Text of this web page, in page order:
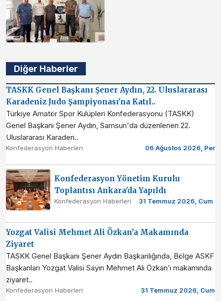
Diğer Haberler
TASKK Genel Başkanı Şener Aydın, 22. Uluslararası
Karadeniz Judo Şampiyonası'na Katıl..
Türkiye Amatör Spor Kulüpleri Konfederasyonu (TASKK)
Genel Başkanı Şener Aydın, Samsun'da düzenlenen 22.
Uluslararası Karaden..
Konfederasyon Haberleri 06 Ağustos 2026, Per
Konfederasyon Yönetim Kurulu
Toplantısı Ankara'da Yapıldı
Konfederasyon Haberleri 31 Temmuz 2026, Cum
Yozgat Valisi Mehmet Ali Özkan’a Makamında
Ziyaret
TASKK Genel Başkanı Şener Aydın Başkanlığında, Bölge ASKF
Başkanları Yozgat Valisi Sayın Mehmet Ali Özkan’ı makamında
ziyaret..
Konfederasyon Haberleri 31 Temmuz 2026, Cum